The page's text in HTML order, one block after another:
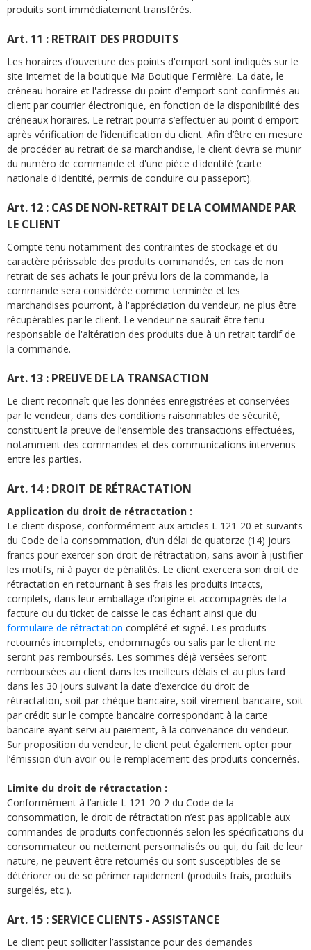
produits sont immédiatement transférés.
Art. 11 : RETRAIT DES PRODUITS
Les horaires d’ouverture des points d'emport sont indiqués sur le
site Internet de la boutique Ma Boutique Fermière. La date, le
créneau horaire et l'adresse du point d'emport sont confirmés au
client par courrier électronique, en fonction de la disponibilité des
créneaux horaires. Le retrait pourra s’effectuer au point d'emport
après vérification de l’identification du client. Afin d’être en mesure
de procéder au retrait de sa marchandise, le client devra se munir
du numéro de commande et d'une pièce d'identité (carte
nationale d'identité, permis de conduire ou passeport).
Art. 12 : CAS DE NON-RETRAIT DE LA COMMANDE PAR
LE CLIENT
Compte tenu notamment des contraintes de stockage et du
caractère périssable des produits commandés, en cas de non
retrait de ses achats le jour prévu lors de la commande, la
commande sera considérée comme terminée et les
marchandises pourront, à l'appréciation du vendeur, ne plus être
récupérables par le client. Le vendeur ne saurait être tenu
responsable de l'altération des produits due à un retrait tardif de
la commande.
Art. 13 : PREUVE DE LA TRANSACTION
Le client reconnaît que les données enregistrées et conservées
par le vendeur, dans des conditions raisonnables de sécurité,
constituent la preuve de l’ensemble des transactions effectuées,
notamment des commandes et des communications intervenus
entre les parties.
Art. 14 : DROIT DE RÉTRACTATION
Application du droit de rétractation :
Le client dispose, conformément aux articles L 121-20 et suivants
du Code de la consommation, d'un délai de quatorze (14) jours
francs pour exercer son droit de rétractation, sans avoir à justifier
les motifs, ni à payer de pénalités. Le client exercera son droit de
rétractation en retournant à ses frais les produits intacts,
complets, dans leur emballage d’origine et accompagnés de la
facture ou du ticket de caisse le cas échant ainsi que du
formulaire de rétractation complété et signé. Les produits
retournés incomplets, endommagés ou salis par le client ne
seront pas remboursés. Les sommes déjà versées seront
remboursées au client dans les meilleurs délais et au plus tard
dans les 30 jours suivant la date d’exercice du droit de
rétractation, soit par chèque bancaire, soit virement bancaire, soit
par crédit sur le compte bancaire correspondant à la carte
bancaire ayant servi au paiement, à la convenance du vendeur.
Sur proposition du vendeur, le client peut également opter pour
l’émission d’un avoir ou le remplacement des produits concernés.
Limite du droit de rétractation :
Conformément à l’article L 121-20-2 du Code de la
consommation, le droit de rétractation n’est pas applicable aux
commandes de produits confectionnés selon les spécifications du
consommateur ou nettement personnalisés ou qui, du fait de leur
nature, ne peuvent être retournés ou sont susceptibles de se
détériorer ou de se périmer rapidement (produits frais, produits
surgelés, etc.).
Art. 15 : SERVICE CLIENTS - ASSISTANCE
Le client peut solliciter l’assistance pour des demandes